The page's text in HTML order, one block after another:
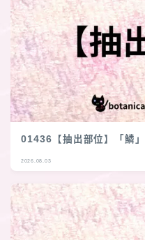
01436【抽出部位】「鱗
2026.08.03